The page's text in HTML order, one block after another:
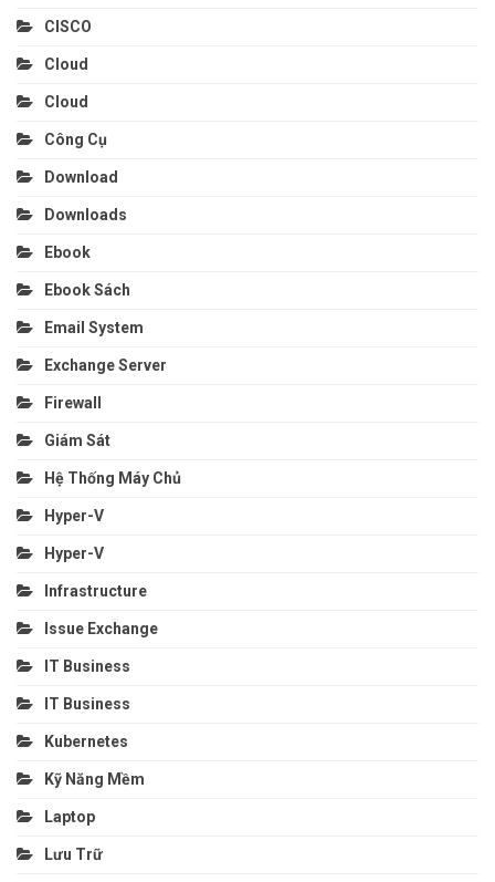
CISCO
Cloud
Cloud
Công Cụ
Download
Downloads
Ebook
Ebook Sách
Email System
Exchange Server
Firewall
Giám Sát
Hệ Thống Máy Chủ
Hyper-V
Hyper-V
Infrastructure
Issue Exchange
IT Business
IT Business
Kubernetes
Kỹ Năng Mềm
Laptop
Lưu Trữ